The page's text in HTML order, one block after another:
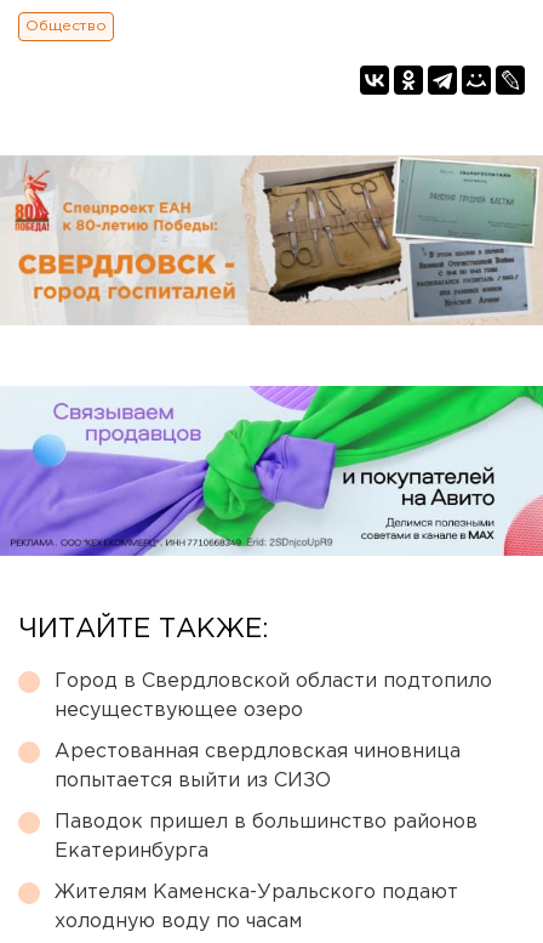
Общество
ЧИТАЙТЕ ТАКЖЕ:
Город в Свердловской области подтопило
несуществующее озеро
Арестованная свердловская чиновница
попытается выйти из СИЗО
Паводок пришел в большинство районов
Екатеринбурга
Жителям Каменска-Уральского подают
холодную воду по часам